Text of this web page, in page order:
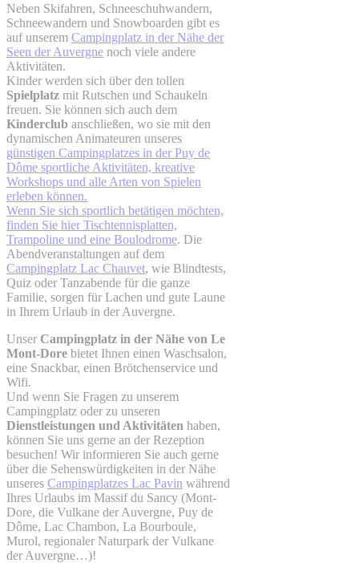
Neben Skifahren, Schneeschuhwandern,
Schneewandern und Snowboarden gibt es
auf unserem Campingplatz in der Nähe der
Seen der Auvergne noch viele andere
Aktivitäten.
Kinder werden sich über den tollen
Spielplatz mit Rutschen und Schaukeln
freuen. Sie können sich auch dem
Kinderclub anschließen, wo sie mit den
dynamischen Animateuren unseres
günstigen Campingplatzes in der Puy de
Dôme sportliche Aktivitäten, kreative
Workshops und alle Arten von Spielen
erleben können.
Wenn Sie sich sportlich betätigen möchten,
finden Sie hier Tischtennisplatten,
Trampoline und eine Boulodrome. Die
Abendveranstaltungen auf dem
Campingplatz Lac Chauvet, wie Blindtests,
Quiz oder Tanzabende für die ganze
Familie, sorgen für Lachen und gute Laune
in Ihrem Urlaub in der Auvergne.
Unser Campingplatz in der Nähe von Le
Mont-Dore bietet Ihnen einen Waschsalon,
eine Snackbar, einen Brötchenservice und
Wifi.
Und wenn Sie Fragen zu unserem
Campingplatz oder zu unseren
Dienstleistungen und Aktivitäten haben,
können Sie uns gerne an der Rezeption
besuchen! Wir informieren Sie auch gerne
über die Sehenswürdigkeiten in der Nähe
unseres Campingplatzes Lac Pavin während
Ihres Urlaubs im Massif du Sancy (Mont-
Dore, die Vulkane der Auvergne, Puy de
Dôme, Lac Chambon, La Bourboule,
Murol, regionaler Naturpark der Vulkane
der Auvergne…)!